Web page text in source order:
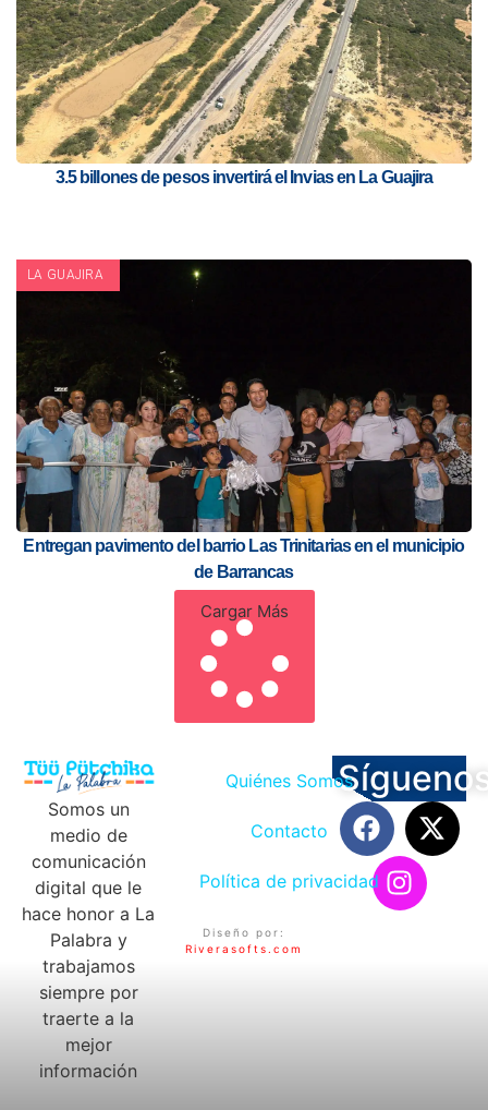
3.5 billones de pesos invertirá el Invias en La Guajira
LA GUAJIRA
Entregan pavimento del barrio Las Trinitarias en el municipio
de Barrancas
Cargar Más
Somos un
medio de
comunicación
digital que le
hace honor a La
Palabra y
trabajamos
siempre por
traerte a la
mejor
información
Quiénes Somos
Contacto
Política de privacidad
Diseño por:
Riverasofts.com